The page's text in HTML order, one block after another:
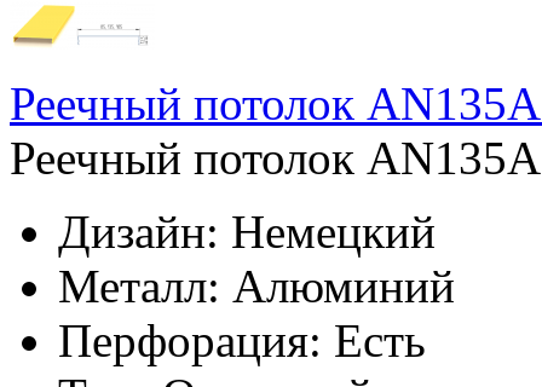
Реечный потолок
Реечный потолок
Дизайн: Немецкий
Металл: Алюминий
Перфорация: Есть